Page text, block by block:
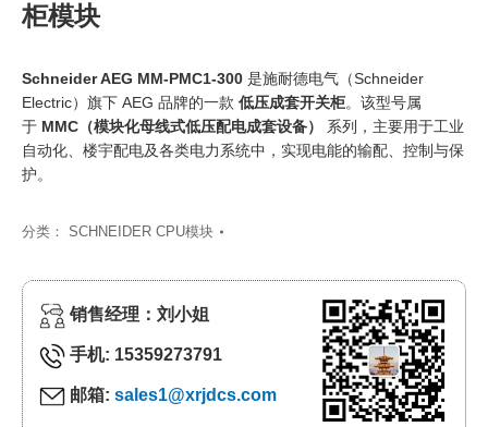
柜模块
Schneider AEG MM-PMC1-300 是施耐德电气（Schneider
Electric）旗下 AEG 品牌的一款 低压成套开关柜。该型号属
于 MMC（模块化母线式低压配电成套设备）
‍ 系列，主要用于工业
自动化、楼宇配电及各类电力系统中，实现电能的输配、控制与保
护。
分类： SCHNEIDER CPU模块
销售经理：刘小姐
手机: 15359273791
邮箱: sales1@xrjdcs.com